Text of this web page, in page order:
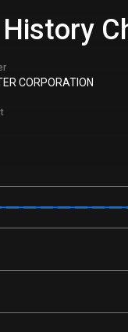
History
CORPORATION